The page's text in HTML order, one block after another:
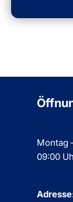
Montag
09:00